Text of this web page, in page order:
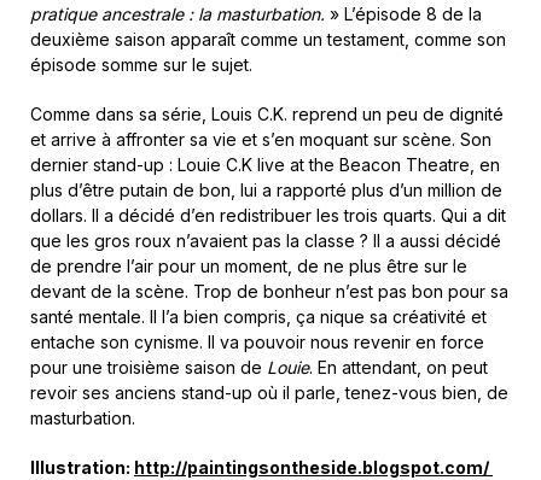
pratique ancestrale : la masturbation. » L’épisode 8 de la
deuxième saison apparaît comme un testament, comme son
épisode somme sur le sujet.
Comme dans sa série, Louis C.K. reprend un peu de dignité
et arrive à affronter sa vie et s’en moquant sur scène. Son
dernier stand-up : Louie C.K live at the Beacon Theatre, en
plus d’être putain de bon, lui a rapporté plus d’un million de
dollars. Il a décidé d’en redistribuer les trois quarts. Qui a dit
que les gros roux n’avaient pas la classe ? Il a aussi décidé
de prendre l’air pour un moment, de ne plus être sur le
devant de la scène. Trop de bonheur n’est pas bon pour sa
santé mentale. Il l’a bien compris, ça nique sa créativité et
entache son cynisme. Il va pouvoir nous revenir en force
pour une troisième saison de Louie. En attendant, on peut
revoir ses anciens stand-up où il parle, tenez-vous bien, de
masturbation.
Illustration: http://paintingsontheside.blogspot.com/